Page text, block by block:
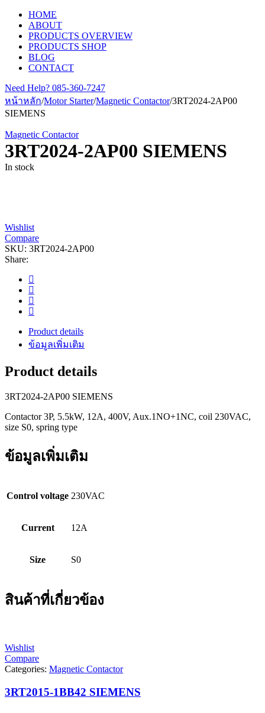
HOME
ABOUT
PRODUCTS OVERVIEW
PRODUCTS SHOP
BLOG
CONTACT
Need Help? 085-360-7247
หน้าหลัก/Motor Starter/Magnetic Contactor/3RT2024-2AP00
SIEMENS
Magnetic Contactor
3RT2024-2AP00 SIEMENS
In stock
Wishlist
Compare
SKU: 3RT2024-2AP00
Share:
Product details
ข้อมูลเพิ่มเติม
Product details
3RT2024-2AP00 SIEMENS
Contactor 3P, 5.5kW, 12A, 400V, Aux.1NO+1NC, coil 230VAC,
size S0, spring type
ข้อมูลเพิ่มเติม
Control voltage 230VAC
Current 12A
Size S0
สินค้าที่เกี่ยวข้อง
Wishlist
Compare
Categories: Magnetic Contactor
3RT2015-1BB42 SIEMENS